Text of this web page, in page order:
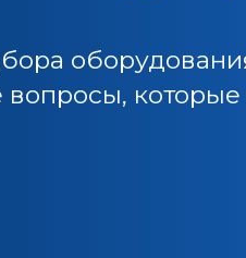
которые